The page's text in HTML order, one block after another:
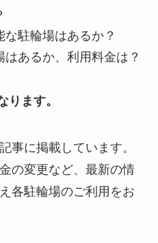
駐輪場はあるか？
あるか、利用料金は？
ります。
事に掲載しています。
の変更など、最新の情
各駐輪場のご利用をお